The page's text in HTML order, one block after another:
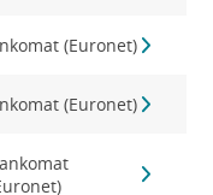
(Euronet)
(Euronet)